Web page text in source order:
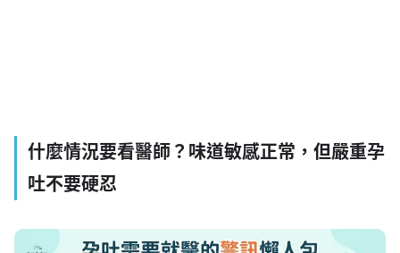
什麼情況要看醫師？味道敏感正常，但嚴重孕
吐不要硬忍